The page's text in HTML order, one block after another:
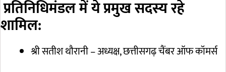
प्रतिनिधिमंडल में ये प्रमुख सदस्य रहे
शामिल:
श्री सतीश थौरानी – अध्यक्ष, छत्तीसगढ़ चैंबर ऑफ कॉमर्स